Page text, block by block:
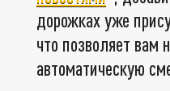
дорожках уже
что позволяет вам
автоматическую